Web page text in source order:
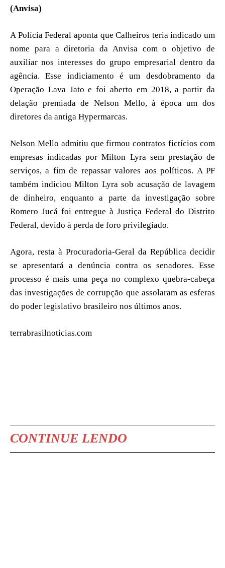
(Anvisa)
A Polícia Federal aponta que Calheiros teria indicado um
nome para a diretoria da Anvisa com o objetivo de
auxiliar nos interesses do grupo empresarial dentro da
agência. Esse indiciamento é um desdobramento da
Operação Lava Jato e foi aberto em 2018, a partir da
delação premiada de Nelson Mello, à época um dos
diretores da antiga Hypermarcas.
Nelson Mello admitiu que firmou contratos fictícios com
empresas indicadas por Milton Lyra sem prestação de
serviços, a fim de repassar valores aos políticos. A PF
também indiciou Milton Lyra sob acusação de lavagem
de dinheiro, enquanto a parte da investigação sobre
Romero Jucá foi entregue à Justiça Federal do Distrito
Federal, devido à perda de foro privilegiado.
Agora, resta à Procuradoria-Geral da República decidir
se apresentará a denúncia contra os senadores. Esse
processo é mais uma peça no complexo quebra-cabeça
das investigações de corrupção que assolaram as esferas
do poder legislativo brasileiro nos últimos anos.
terrabrasilnoticias.com
CONTINUE LENDO